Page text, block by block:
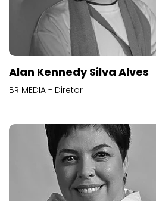
Alan Kennedy Silva Alves
BR MEDIA - Diretor